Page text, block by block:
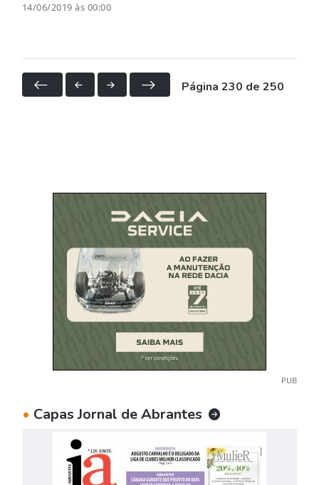
14/06/2019 às 00:00
Página 230 de 250
PUB
• Capas Jornal de Abrantes